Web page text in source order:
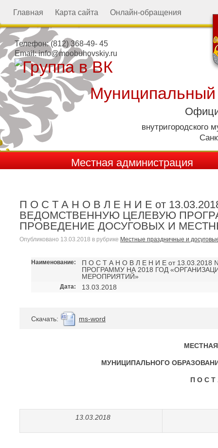
Главная Карта сайта Онлайн-обращения
Телефон:(812) 368-49- 45
Email:info@moobuhovskiy.ru
внутригородского
Местная администрация
П О С Т А Н О В Л Е Н И Е от
ВЕДОМСТВЕННУЮ ЦЕЛЕВУЮ
ПРОВЕДЕНИЕ ДОСУГОВЫХ И
Опубликовано 13.03.2018 в рубрике Местные праздничные и
Наименование:
П О С Т А Н О В Л Е Н И Е от
ПРОГРАММУ НА 2018 ГОД
МЕРОПРИЯТИЙ»
Дата: 13.03.2018
Cкачать: ms-word
МУНИЦИПАЛЬНОГО
П О С Т
13.03.2018